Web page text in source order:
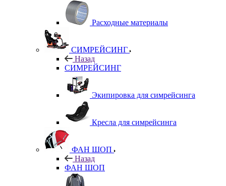
Расходные материалы
СИМРЕЙСИНГ
Назад
СИМРЕЙСИНГ
Экипировка для симрейсинга
Кресла для симрейсинга
ФАН ШОП
Назад
ФАН ШОП